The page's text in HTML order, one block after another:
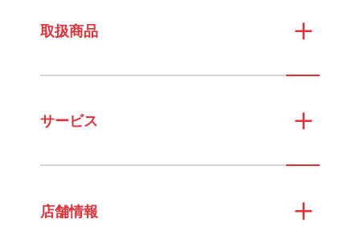
り取扱商品
サービス
店舗情報